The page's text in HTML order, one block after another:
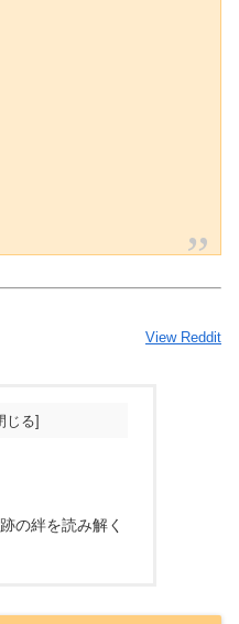
View Reddit
の絆を読み解く